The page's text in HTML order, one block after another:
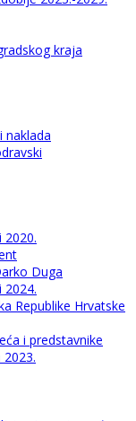
kraja
naklada
2020.
Duga
2024.
Republike Hrvatske
i predstavnike